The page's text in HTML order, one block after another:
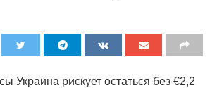
Украина рискует остаться без €2,2